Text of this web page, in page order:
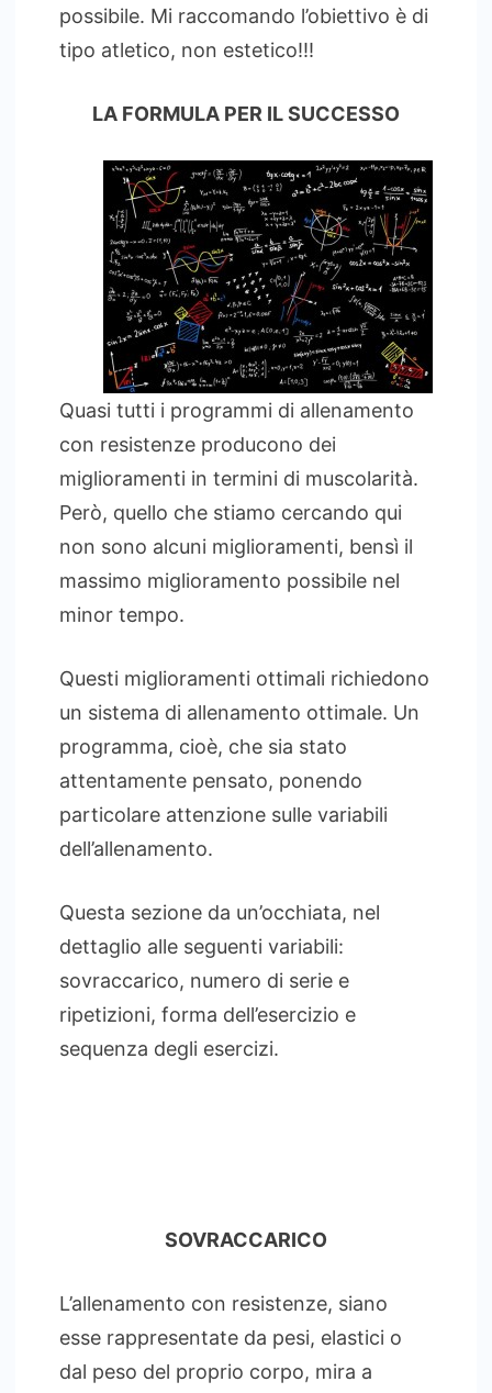
possibile. Mi raccomando l’obiettivo è di
tipo atletico, non estetico!!!
LA FORMULA PER IL SUCCESSO
Quasi tutti i programmi di allenamento
con resistenze producono dei
miglioramenti in termini di muscolarità.
Però, quello che stiamo cercando qui
non sono alcuni miglioramenti, bensì il
massimo miglioramento possibile nel
minor tempo.
Questi miglioramenti ottimali richiedono
un sistema di allenamento ottimale. Un
programma, cioè, che sia stato
attentamente pensato, ponendo
particolare attenzione sulle variabili
dell’allenamento.
Questa sezione da un’occhiata, nel
dettaglio alle seguenti variabili:
sovraccarico, numero di serie e
ripetizioni, forma dell’esercizio e
sequenza degli esercizi.
SOVRACCARICO
L’allenamento con resistenze, siano
esse rappresentate da pesi, elastici o
dal peso del proprio corpo, mira a